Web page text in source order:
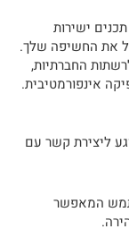
ישירות
את החשיפה שלך.
החברתיות,
אינפורמטיבית.
ליצירת קשר עם
המאפשר